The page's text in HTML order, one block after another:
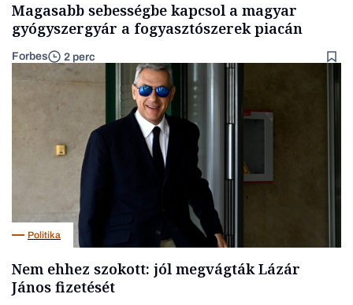
Magasabb sebességbe kapcsol a magyar
gyógyszergyár a fogyasztószerek piacán
Forbes 2 perc
Politika
Nem ehhez szokott: jól megvágták Lázár
János fizetését